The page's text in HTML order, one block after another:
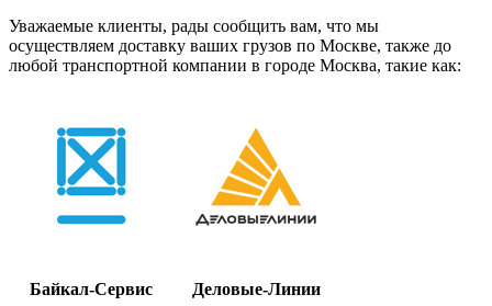
Уважаемые клиенты, рады сообщить вам, что мы
осуществляем доставку ваших грузов по Москве, также до
любой транспортной компании в городе Москва, такие как:
Байкал-Сервис Деловые-Линии